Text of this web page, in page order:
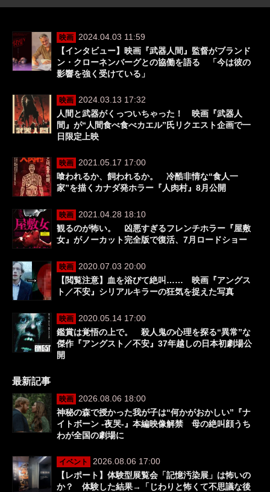
映画
2024.04.03 11:59
【インタビュー】映画『武器人間』監督がブランド
ン・クローネンバーグとの協働を語る 「今は彼の
影響を強く受けている」
映画
2024.03.13 17:32
人間と武器がくっついちゃった！ 映画『武器人
間』が“人間食べ食べカエル”氏リクエスト企画で一
日限定上映
映画
2021.05.17 17:00
喰われるか、飼われるか。 冷酷非情な“食人一
家”を描くカナダ発ホラー『人肉村』8月公開
映画
2021.04.28 18:10
観るのが怖い。 凶悪すぎるフレンチホラー『屋敷
女』がノーカット完全版で復活、7月ロードショー
映画
2020.07.03 20:00
【閲覧注意】血を浴びて絶叫…… 映画『アングス
ト／不安』シリアルキラーの狂気を捉えた写真
映画
2020.05.14 17:00
鑑賞は覚悟の上で。 殺人鬼の心理を探る“異常”な
傑作『アングスト／不安』37年越しの日本初劇場公
開
最新記事
映画
2026.08.06 18:00
神秘の森で授かった我が子は“何かがおかしい”『ナ
イトボーン -夜哭-』本編映像解禁 母の絶叫顔うち
わが全国の劇場に
イベント
2026.08.06 17:00
【レポート】体験型展覧会「記憶汚染展」は怖いの
か？ 体験した結果→「じわりと怖くて不思議な後